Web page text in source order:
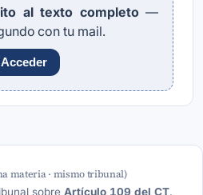
al texto completo—
con tu mail.
Acceder
materia · mismo tribunal)
sobre Artículo 109 del CT.